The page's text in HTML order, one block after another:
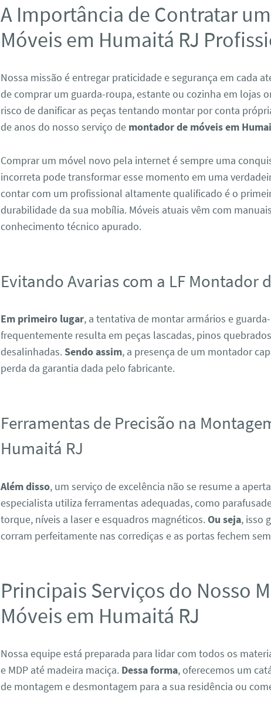
A Importância de Contratar
Móveis em Humaitá RJ
Nossa missão é entregar praticidade e segurança em cada
de comprar um guarda-roupa, estante ou cozinha em lojas
risco de danificar as peças tentando montar por conta
de anos do nosso serviço de montador de móveis em
Comprar um móvel novo pela internet é sempre uma
incorreta pode transformar esse momento em uma
contar com um profissional altamente qualificado é o
durabilidade da sua mobília. Móveis atuais vêm com
conhecimento técnico apurado.
Evitando Avarias com a LF Montador
Em primeiro lugar, a tentativa de montar armários e
frequentemente resulta em peças lascadas, pinos
desalinhadas. Sendo assim, a presença de um montador
perda da garantia dada pelo fabricante.
Ferramentas de Precisão na
Humaitá RJ
Além disso, um serviço de excelência não se resume a
especialista utiliza ferramentas adequadas, como
torque, níveis a laser e esquadros magnéticos.Ou seja, isso
corram perfeitamente nas corrediças e as portas fechem
Principais Serviços do Nosso
Móveis em Humaitá RJ
Nossa equipe está preparada para lidar com todos os
e MDP até madeira maciça. Dessa forma, oferecemos um
de montagem e desmontagem para a sua residência ou